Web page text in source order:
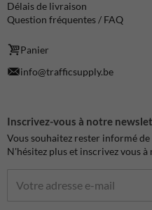
Délais de livraison
Question fréquentes / FAQ
Panier
info@trafficsupply.be
Inscrivez-vous à notre
Vous souhaitez rester informé
N'hésitez plus et inscrivez vous